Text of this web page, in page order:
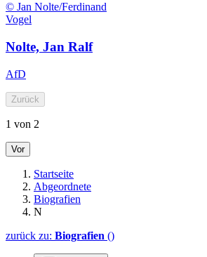
© Jan Nolte/Ferdinand
Vogel
Nolte, Jan Ralf
AfD
Zurück
1 von 2
Vor
Startseite
Abgeordnete
Biografien
N
zurück zu: Biografien ()